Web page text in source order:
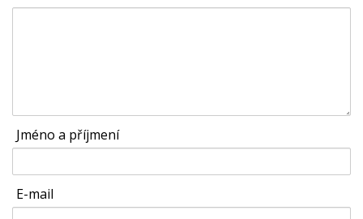
Jméno a příjmení
E-mail